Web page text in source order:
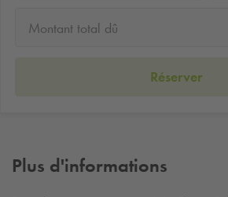
Montant total dû
Réserver
Plus d'informations